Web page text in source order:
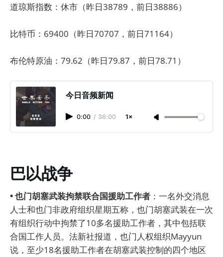
道琼斯指数：休市（昨日38789，前日38886）
比特币：69400（昨日70707，前日71164）
布伦特原油：79.62（昨日79.87，前日78.71）
今日音频新闻
0:00 / 36:00 1×
巴以战争
• 也门胡塞武装拘禁联合国援助工作者 ：一名外交消息
人士和也门非政府组织星期五称，也门胡塞武装在一次
有组织行动中拘禁了10多名援助工作者，其中包括联
合国工作人员。法新社报道，也门人权组织Mayyun
说，至少18名援助工作者在胡塞武装控制的四个地区